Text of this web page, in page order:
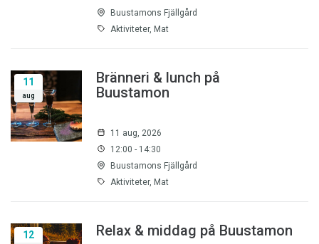
Buustamons Fjällgård
Aktiviteter, Mat
11
aug
Bränneri & lunch på
Buustamon
11 aug, 2026
12:00 - 14:30
Buustamons Fjällgård
Aktiviteter, Mat
12 Relax & middag på Buustamon